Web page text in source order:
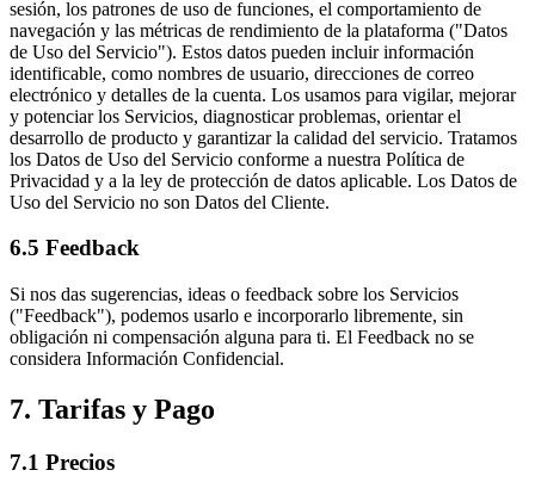
sesión, los patrones de uso de funciones, el comportamiento de
navegación y las métricas de rendimiento de la plataforma ("Datos
de Uso del Servicio"). Estos datos pueden incluir información
identificable, como nombres de usuario, direcciones de correo
electrónico y detalles de la cuenta. Los usamos para vigilar, mejorar
y potenciar los Servicios, diagnosticar problemas, orientar el
desarrollo de producto y garantizar la calidad del servicio. Tratamos
los Datos de Uso del Servicio conforme a nuestra Política de
Privacidad y a la ley de protección de datos aplicable. Los Datos de
Uso del Servicio no son Datos del Cliente.
6.5 Feedback
Si nos das sugerencias, ideas o feedback sobre los Servicios
("Feedback"), podemos usarlo e incorporarlo libremente, sin
obligación ni compensación alguna para ti. El Feedback no se
considera Información Confidencial.
7. Tarifas y Pago
7.1 Precios